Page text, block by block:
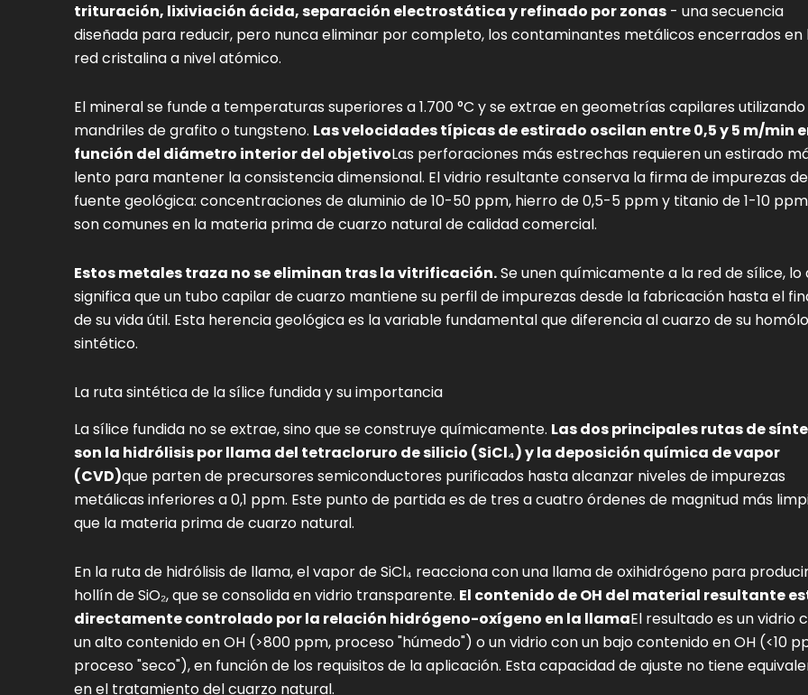
trituración, lixiviación ácida, separación electrostática y refinado por zonas - una secuencia
diseñada para reducir, pero nunca eliminar por completo, los contaminantes metálicos encerrados en
red cristalina a nivel atómico.
El mineral se funde a temperaturas superiores a 1.700 °C y se extrae en geometrías capilares utilizando
mandriles de grafito o tungsteno. Las velocidades típicas de estirado oscilan entre 0,5 y 5 m/min
función del diámetro interior del objetivoLas perforaciones más estrechas requieren un estirado
lento para mantener la consistencia dimensional. El vidrio resultante conserva la firma de impurezas
fuente geológica: concentraciones de aluminio de 10-50 ppm, hierro de 0,5-5 ppm y titanio de 1-10 ppm
son comunes en la materia prima de cuarzo natural de calidad comercial.
Estos metales traza no se eliminan tras la vitrificación.Se unen químicamente a la red de sílice, lo
significa que un tubo capilar de cuarzo mantiene su perfil de impurezas desde la fabricación hasta el
de su vida útil. Esta herencia geológica es la variable fundamental que diferencia al cuarzo de su
sintético.
La ruta sintética de la sílice fundida y su importancia
La sílice fundida no se extrae, sino que se construye químicamente. Las dos principales rutas de
son la hidrólisis por llama del tetracloruro de silicio (SiCl₄) y la deposición química de vapor
(CVD)que parten de precursores semiconductores purificados hasta alcanzar niveles de impurezas
metálicas inferiores a 0,1 ppm. Este punto de partida es de tres a cuatro órdenes de magnitud más
que la materia prima de cuarzo natural.
En la ruta de hidrólisis de llama, el vapor de SiCl₄ reacciona con una llama de oxihidrógeno para
hollín de SiO₂, que se consolida en vidrio transparente. El contenido de OH del material resultante
directamente controlado por la relación hidrógeno-oxígeno en la llamaEl resultado es un vidrio
un alto contenido en OH (>800 ppm, proceso "húmedo") o un vidrio con un bajo contenido en OH (<10
proceso "seco"), en función de los requisitos de la aplicación. Esta capacidad de ajuste no tiene
en el tratamiento del cuarzo natural.